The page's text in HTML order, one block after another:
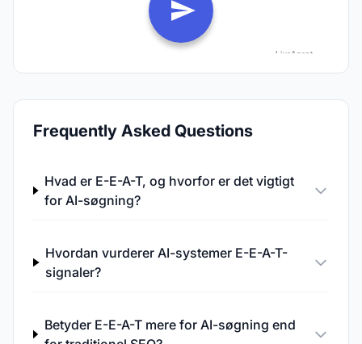
Frequently Asked Questions
Hvad er E-E-A-T, og hvorfor er det vigtigt
for AI-søgning?
Hvordan vurderer AI-systemer E-E-A-T-
signaler?
Betyder E-E-A-T mere for AI-søgning end